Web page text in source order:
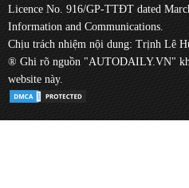
Licence No. 916/GP-TTĐT dated
Information and Communications.
Chịu trách nhiệm nội dung: Trịnh Lê
® Ghi rõ nguồn "AUTODAILY.VN"
website này.